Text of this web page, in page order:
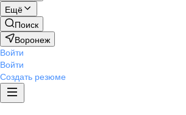
Ещё
Поиск
Воронеж
Войти
Войти
Создать резюме